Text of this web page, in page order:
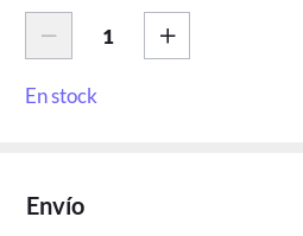
En stock
Envío